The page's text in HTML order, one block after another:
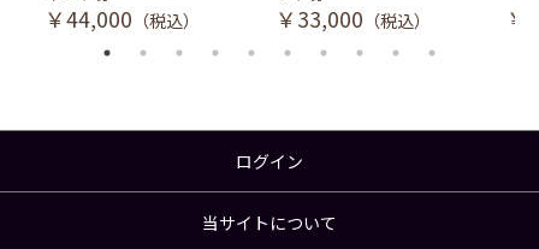
￥44,000 （税込） ￥33,000 （税込） ￥
ログイン
当サイトについて